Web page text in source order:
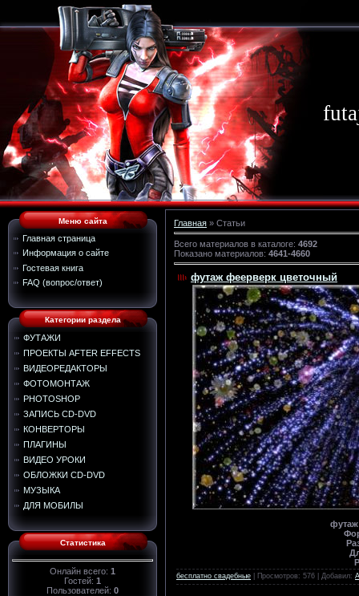
Меню сайта
Главная страница
Информация о сайте
Гостевая книга
FAQ (вопрос/ответ)
Категории раздела
ФУТАЖИ
ПРОЕКТЫ AFTER EFFECTS
ВИДЕОРЕДАКТОРЫ
ФОТОМОНТАЖ
PHOTOSHOP
ЗАПИСЬ CD-DVD
КОНВЕРТОРЫ
ПЛАГИНЫ
ВИДЕО УРОКИ
ОБЛОЖКИ CD-DVD
МУЗЫКА
ДЛЯ МОБИЛЫ
Статистика
Онлайн всего: 1
Гостей: 1
Пользователей: 0
Главная » Статьи
Всего материалов в каталоге: 4692
Показано материалов: 4641-4660
футаж феерверк цветочный
бесплатно свадебные | Просмотров: 576 | Добавил: